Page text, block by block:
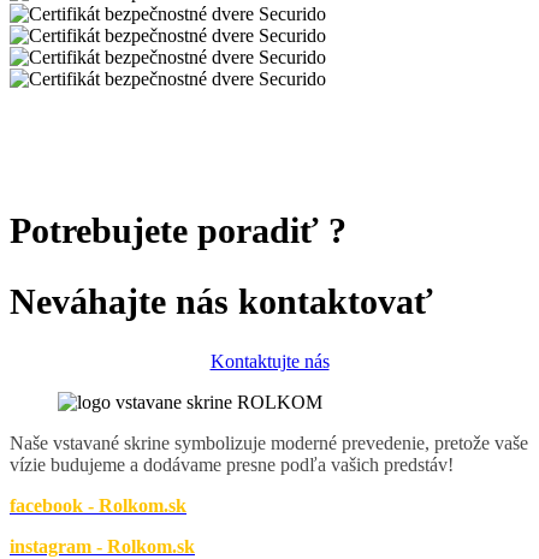
Potrebujete poradiť ?
Neváhajte nás kontaktovať
Kontaktujte nás
Naše vstavané skrine symbolizuje moderné prevedenie, pretože vaše
vízie budujeme a dodávame presne podľa vašich predstáv!
facebook - Rolkom.sk
instagram - Rolkom.sk